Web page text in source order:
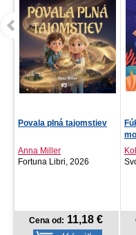
Fúkni a rozsvieť - Pod
Kolektív autorov
Svojtka SK, 2026
Cena od: 11,92 €